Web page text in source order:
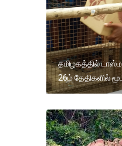
தமிழகத்தில்
26ம் தேதிகளில்